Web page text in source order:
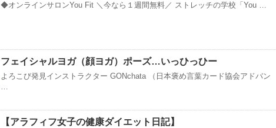
◆オンラインサロンYou Fit ＼今なら１週間無料／ ストレッチの学校「You …
フェイシャルヨガ（顔ヨガ）ポーズ…いっひっひー
よろこび発見インストラクター GONchata （日本褒め言葉カード協会アドバン
…
【アラフィフ女子の健康ダイエット日記】